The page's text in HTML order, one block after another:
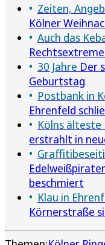
Zeiten,
Kölner
Auch das
30 Jahre Der
Geburtstag
Postbank in
Ehrenfeld
Kölns
erstrahlt in
beschmiert
Klau in
Körnerstraße